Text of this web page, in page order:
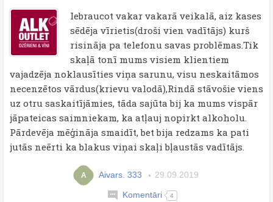
Iebraucot vakar vakarā veikalā, aiz kases
sēdēja vīrietis(droši vien vadītājs) kurš
risināja pa telefonu savas problēmas.Tik
skaļā tonī mums visiem klientiem
vajadzēja noklausīties viņa sarunu, visu neskaitāmos
necenzētos vārdus(krievu valodā),Rindā stāvošie viens
uz otru saskaitījāmies, tāda sajūta bij ka mums vispār
jāpateicas saimniekam, ka atļauj nopirkt alkoholu.
Pārdevēja mēģināja smaidīt, bet bija redzams ka pati
jutās neērti ka blakus viņai skaļi bļaustās vadītājs.
A Aivars. 333 29.09.2019
Komentāri 4